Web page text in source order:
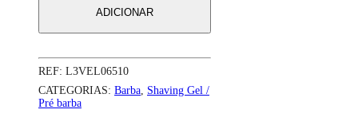
ADICIONAR
REF: L3VEL06510
CATEGORIAS: Barba Shaving Gel /
Pré barba